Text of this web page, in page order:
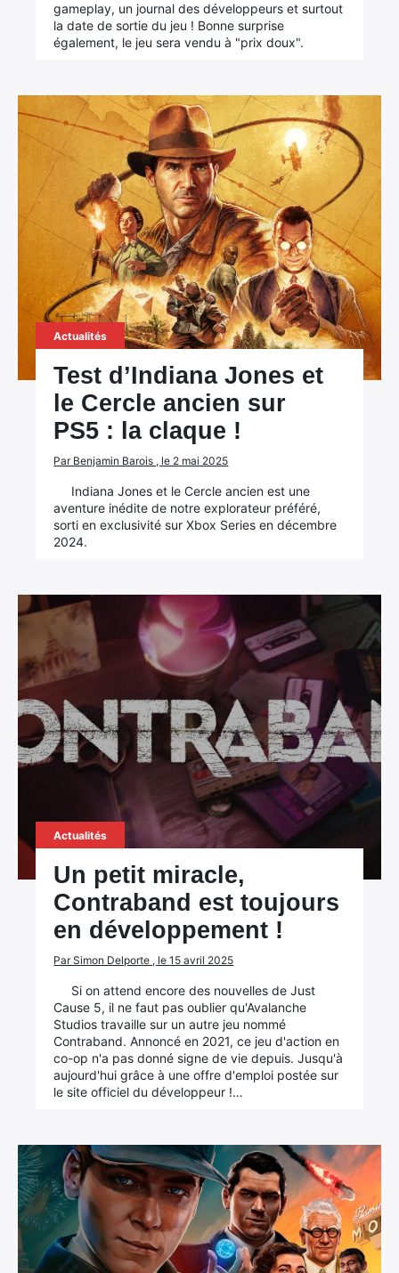
gameplay, un journal des développeurs et surtout
la date de sortie du jeu ! Bonne surprise
également, le jeu sera vendu à "prix doux".
Actualités
Test d’Indiana Jones et
le Cercle ancien sur
PS5 : la claque !
Par Benjamin Barois , le 2 mai 2025
Indiana Jones et le Cercle ancien est une
aventure inédite de notre explorateur préféré,
sorti en exclusivité sur Xbox Series en décembre
2024.
Actualités
Un petit miracle,
Contraband est toujours
en développement !
Par Simon Delporte , le 15 avril 2025
Si on attend encore des nouvelles de Just
Cause 5, il ne faut pas oublier qu'Avalanche
Studios travaille sur un autre jeu nommé
Contraband. Annoncé en 2021, ce jeu d'action en
co-op n'a pas donné signe de vie depuis. Jusqu'à
aujourd'hui grâce à une offre d'emploi postée sur
le site officiel du développeur !…